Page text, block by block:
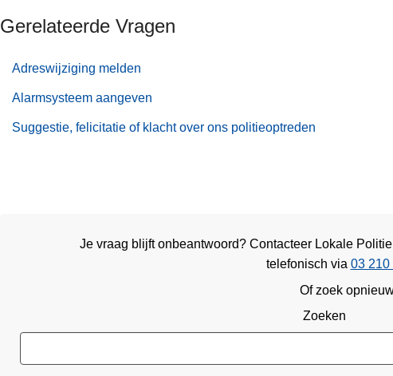
Gerelateerde Vragen
Adreswijziging melden
Alarmsysteem aangeven
Suggestie, felicitatie of klacht over ons politieoptreden
Je vraag blijft onbeantwoord? Contacteer Lokale
telefonisch via 03 210
Of zoek
Zoeken